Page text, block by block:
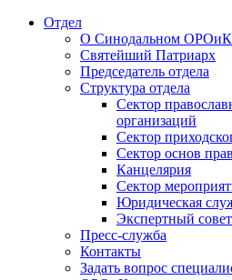
Отдел
О Синодальном ОРОиК
Святейший Патриарх
Председатель отдела
Структура отдела
Сектор
организаций
Сектор
Сектор основ
Канцелярия
Сектор
Юридическая
Экспертный совет
Пресс-служба
Контакты
Задать вопрос